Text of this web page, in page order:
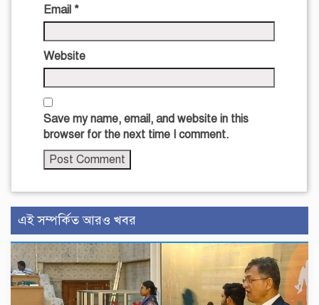
Email *
Website
Save my name, email, and website in this
browser for the next time I comment.
এই সম্পর্কিত আরও খবর